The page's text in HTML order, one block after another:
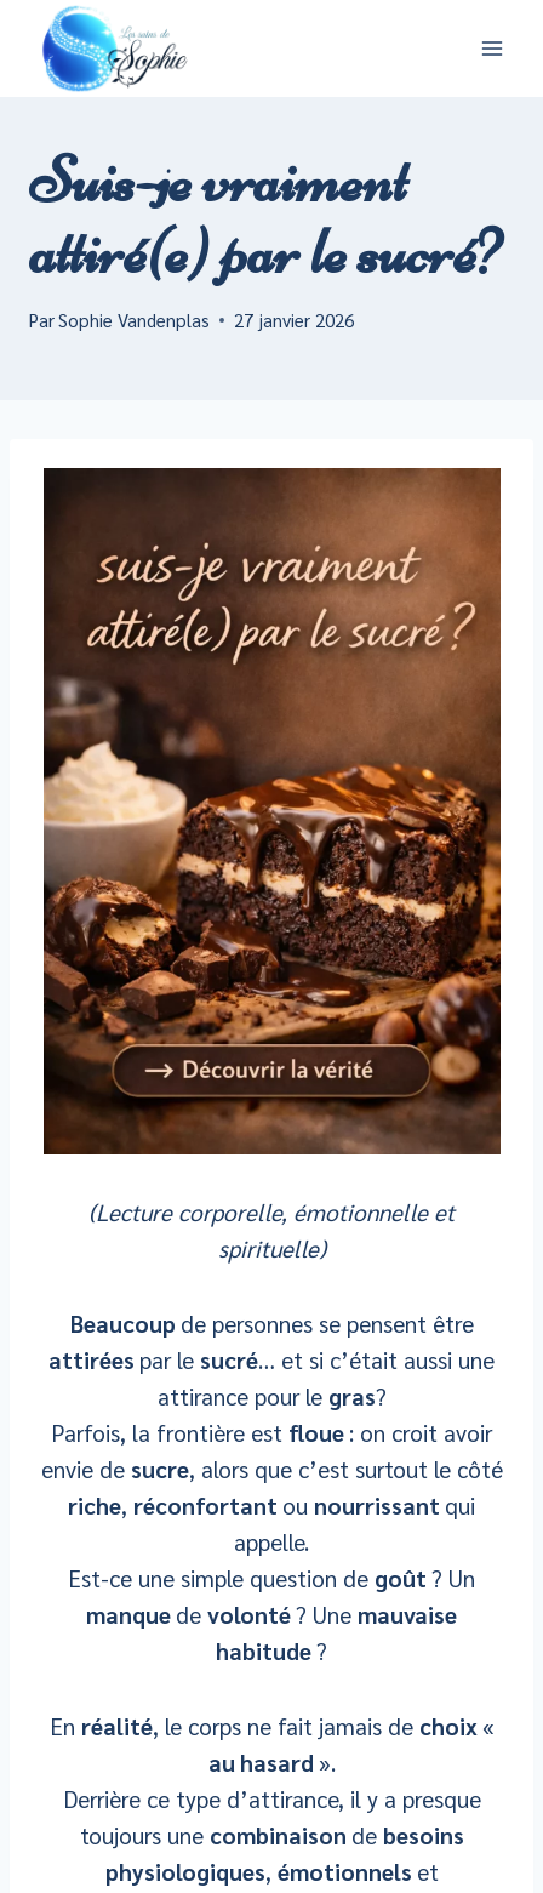
contenu
Suis-je vraiment
attiré(e) par le sucré?
ParSophie Vandenplas 27 janvier 2026
(Lecture corporelle, émotionnelle et
spirituelle)
Beaucoup de personnes se pensent être
attirées par le sucré… et si c’était aussi une
attirance pour le gras?
Parfois, la frontière est floue : on croit avoir
envie de sucre, alors que c’est surtout le côté
riche, réconfortant ou nourrissant qui
appelle.
Est-ce une simple question de goût ? Un
manque de volonté? Une mauvaise
habitude?
En réalité, le corps ne fait jamais de choix «
au hasard ».
Derrière ce type d’attirance, il y a presque
toujours une combinaison de besoins
physiologiques, émotionnels et